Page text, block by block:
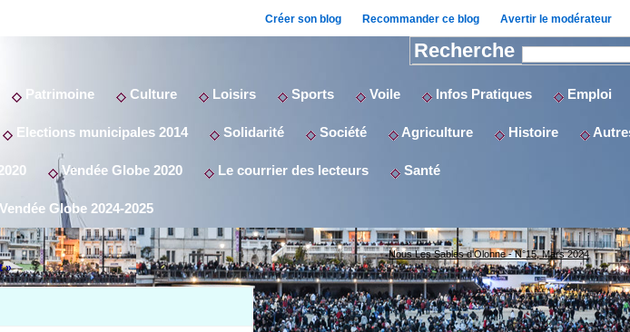
Créer son blog Recommander ce blog Avertir le modérateur
Recherche
Patrimoine Culture Loisirs Sports Voile Infos Pratiques Emploi
Elections municipales 2014 Solidarité Société Agriculture Histoire
Vendée Globe 2020 Le courrier des lecteurs Santé
Vendée Globe 2024-2025
»
Nous Les Sables d'Olonne - N°15, Mars 2024